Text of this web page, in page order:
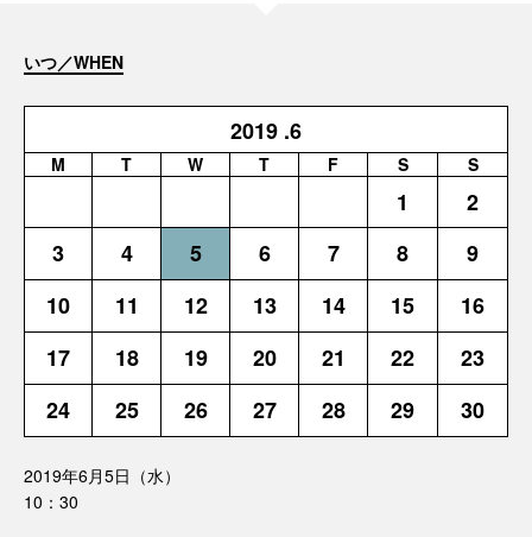
いつ／WHEN
2019 .6
M T W T F S S
1
2
3
4 5 6 7 8
9
10
11 12 13 14 15
16
17
18 19 20 21 22
23
24
25 26 27 28 29 30
2019年6月5日（水）
10：30